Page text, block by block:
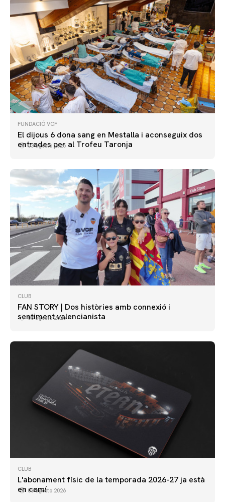
FUNDACIÓ VCF
El dijous 6 dona sang en Mestalla i aconseguix dos
entrades per al Trofeu Taronja
03 agosto 2026
CLUB
FAN STORY | Dos històries amb connexió i
sentiment valencianista
03 agosto 2026
CLUB
L'abonament físic de la temporada 2026-27 ja està
en camí
03 agosto 2026